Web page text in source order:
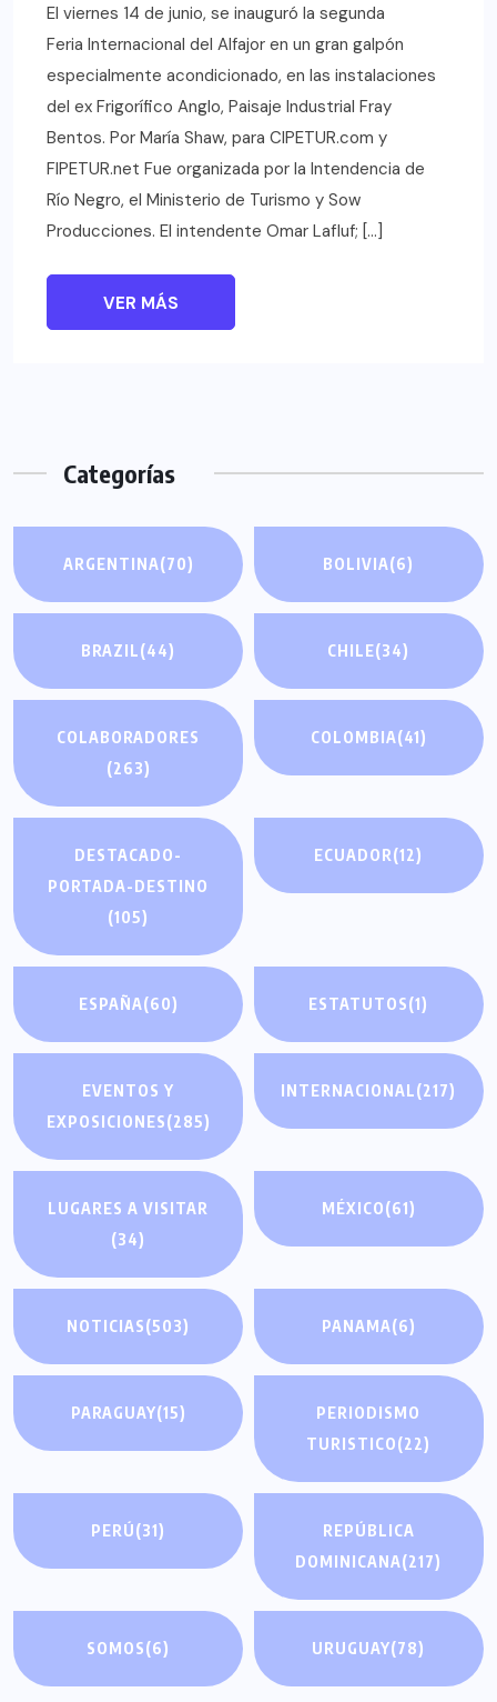
El viernes 14 de junio, se inauguró la segunda
Feria Internacional del Alfajor en un gran galpón
especialmente acondicionado, en las instalaciones
del ex Frigorífico Anglo, Paisaje Industrial Fray
Bentos. Por María Shaw, para CIPETUR.com y
FIPETUR.net Fue organizada por la Intendencia de
Río Negro, el Ministerio de Turismo y Sow
Producciones. El intendente Omar Lafluf; […]
VER MÁS
Categorías
ARGENTINA(70) BOLIVIA(6)
BRAZIL(44) CHILE(34)
COLABORADORES
(263)
COLOMBIA(41)
DESTACADO-
PORTADA-DESTINO
(105)
ECUADOR(12)
ESPAÑA(60) ESTATUTOS(1)
EVENTOS Y
EXPOSICIONES(285)
INTERNACIONAL(217)
LUGARES A VISITAR
(34)
MÉXICO(61)
NOTICIAS(503) PANAMA(6)
PARAGUAY(15)
PERIODISMO
TURISTICO(22)
PERÚ(31)
REPÚBLICA
DOMINICANA(217)
SOMOS(6) URUGUAY(78)